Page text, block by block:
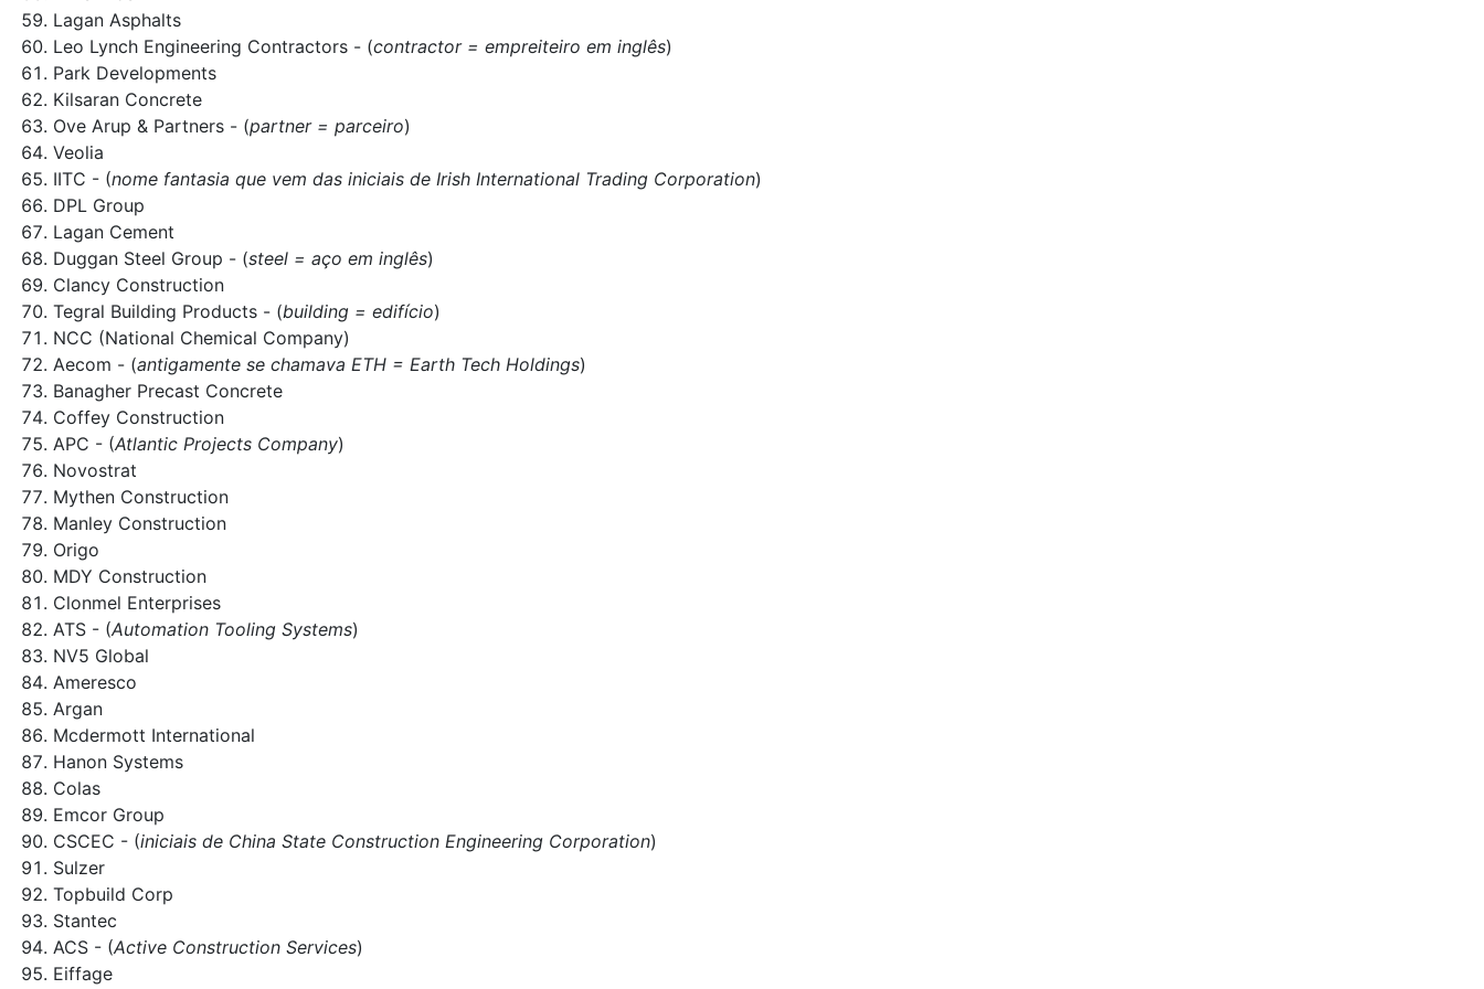
Lagan Asphalts
Leo Lynch Engineering Contractors - (contractor = empreiteiro em inglês)
Park Developments
Kilsaran Concrete
Ove Arup & Partners - (partner = parceiro)
Veolia
IITC - (nome fantasia que vem das iniciais de Irish International Trading Corporation)
DPL Group
Lagan Cement
Duggan Steel Group - (steel = aço em inglês)
Clancy Construction
Tegral Building Products - (building = edifício)
NCC (National Chemical Company)
Aecom - (antigamente se chamava ETH = Earth Tech Holdings)
Banagher Precast Concrete
Coffey Construction
APC - (Atlantic Projects Company)
Novostrat
Mythen Construction
Manley Construction
Origo
MDY Construction
Clonmel Enterprises
ATS - (Automation Tooling Systems)
NV5 Global
Ameresco
Argan
Mcdermott International
Hanon Systems
Colas
Emcor Group
CSCEC - (iniciais de China State Construction Engineering Corporation)
Sulzer
Topbuild Corp
Stantec
ACS - (Active Construction Services)
Eiffage